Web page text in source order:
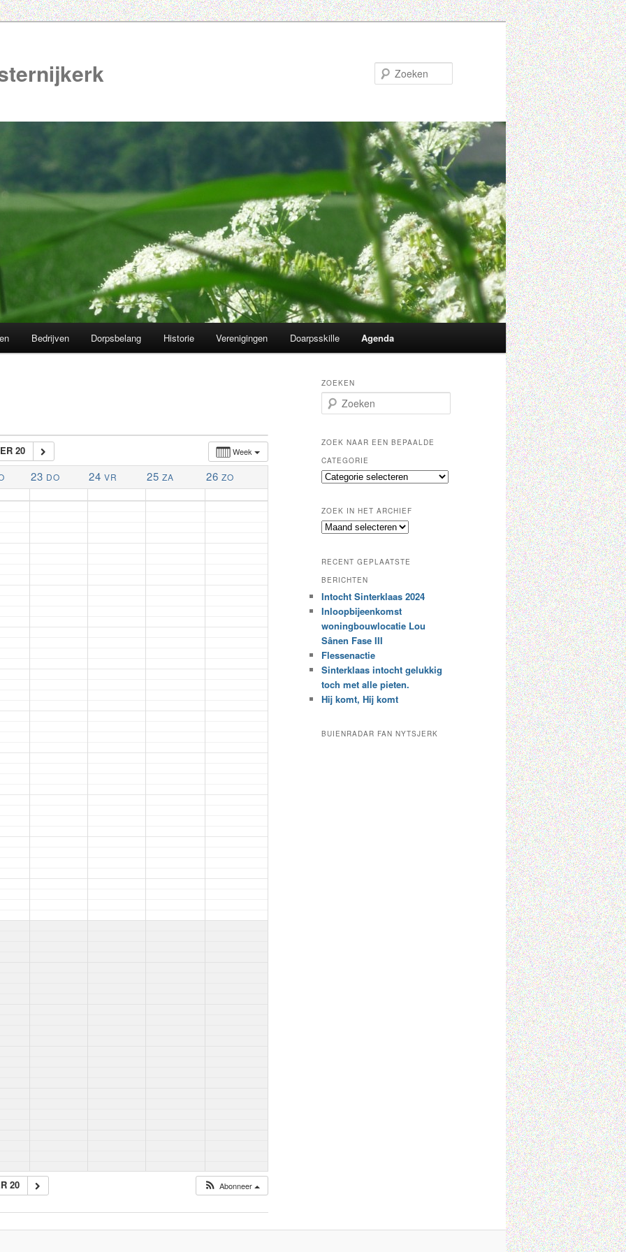
Bedrijven Dorpsbelang Historie Verenigingen Doarpsskille Agenda
Week
20
23 DO 24 VR 25 ZA 26 ZO
20 Abonneer
ZOEKEN
o
k
n
ZOEK NAAR EEN BEPAALDE
CATEGORIE
Z
k
n
e
e
n
b
e
a
a
l
d
c
ZOEK IN HET ARCHIEF
Z
k
i
n
h
t
a
r
c
h
i
RECENT GEPLAATSTE
BERICHTEN
Intocht Sinterklaas 2024
Inloopbijeenkomst
woningbouwlocatie Lou
Sânen Fase III
Flessenactie
Sinterklaas intocht gelukkig
toch met alle pieten.
Hij komt, Hij komt
BUIENRADAR FAN NYTSJERK